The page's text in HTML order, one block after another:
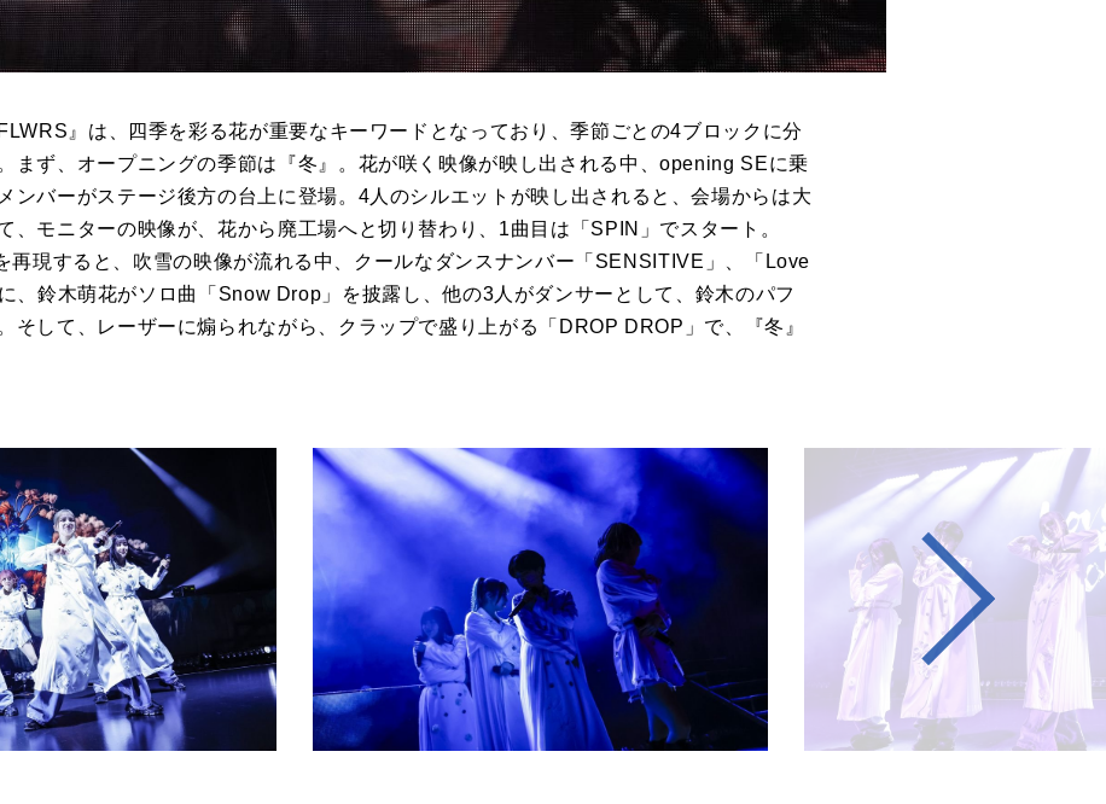
FLWRS 』は、四季を彩る花が重要なキーワードとなっており、季節ごとの4ブロックに分
まず、オープニングの季節は『冬』。花が咲く映像が映し出される中、opening SEに乗
ンバーがステージ後方の台上に登場。 4人のシルエットが映し出されると、会場からは大
、モニターの映像が、花から廃工場へと切り替わり、 1曲目は「 SPIN」 でスタート。
再現すると、吹雪の映像が流れる中、クールなダンスナンバー「 SENSITIVE」 、「 Love
、鈴木萌花がソロ曲「 Snow Drop」 を披露し、他の3人がダンサーとして、鈴木のパフ
そして、レーザーに煽られながら、クラップで盛り上がる「 DROP DROP」 で、『冬』